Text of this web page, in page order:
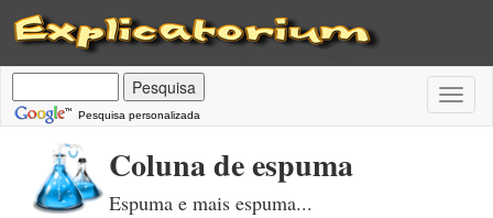
Pesquisa personalizada
Coluna de espuma
Espuma e mais espuma...